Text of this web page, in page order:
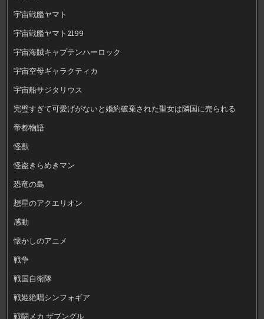
宇宙戦艦ヤマト
宇宙戦艦ヤマト2199
宇宙海賊キャプテンハーロック
宇宙空母ギャラクティカ
宇宙船サジタリウス
完璧すぎて可愛げがないと婚約破棄された聖女は隣国に売られる
帝都物語
怪獣
怪盗きらめきマン
恐竜の島
想星のアクエリオン
感動
懐かしのアニメ
戦争
戦国自衛隊
戦姫絶唱シンフォギア
戦闘メカ ザブングル